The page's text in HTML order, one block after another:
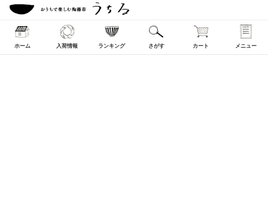
ホーム 入荷情報 ランキング さがす カート メニュー